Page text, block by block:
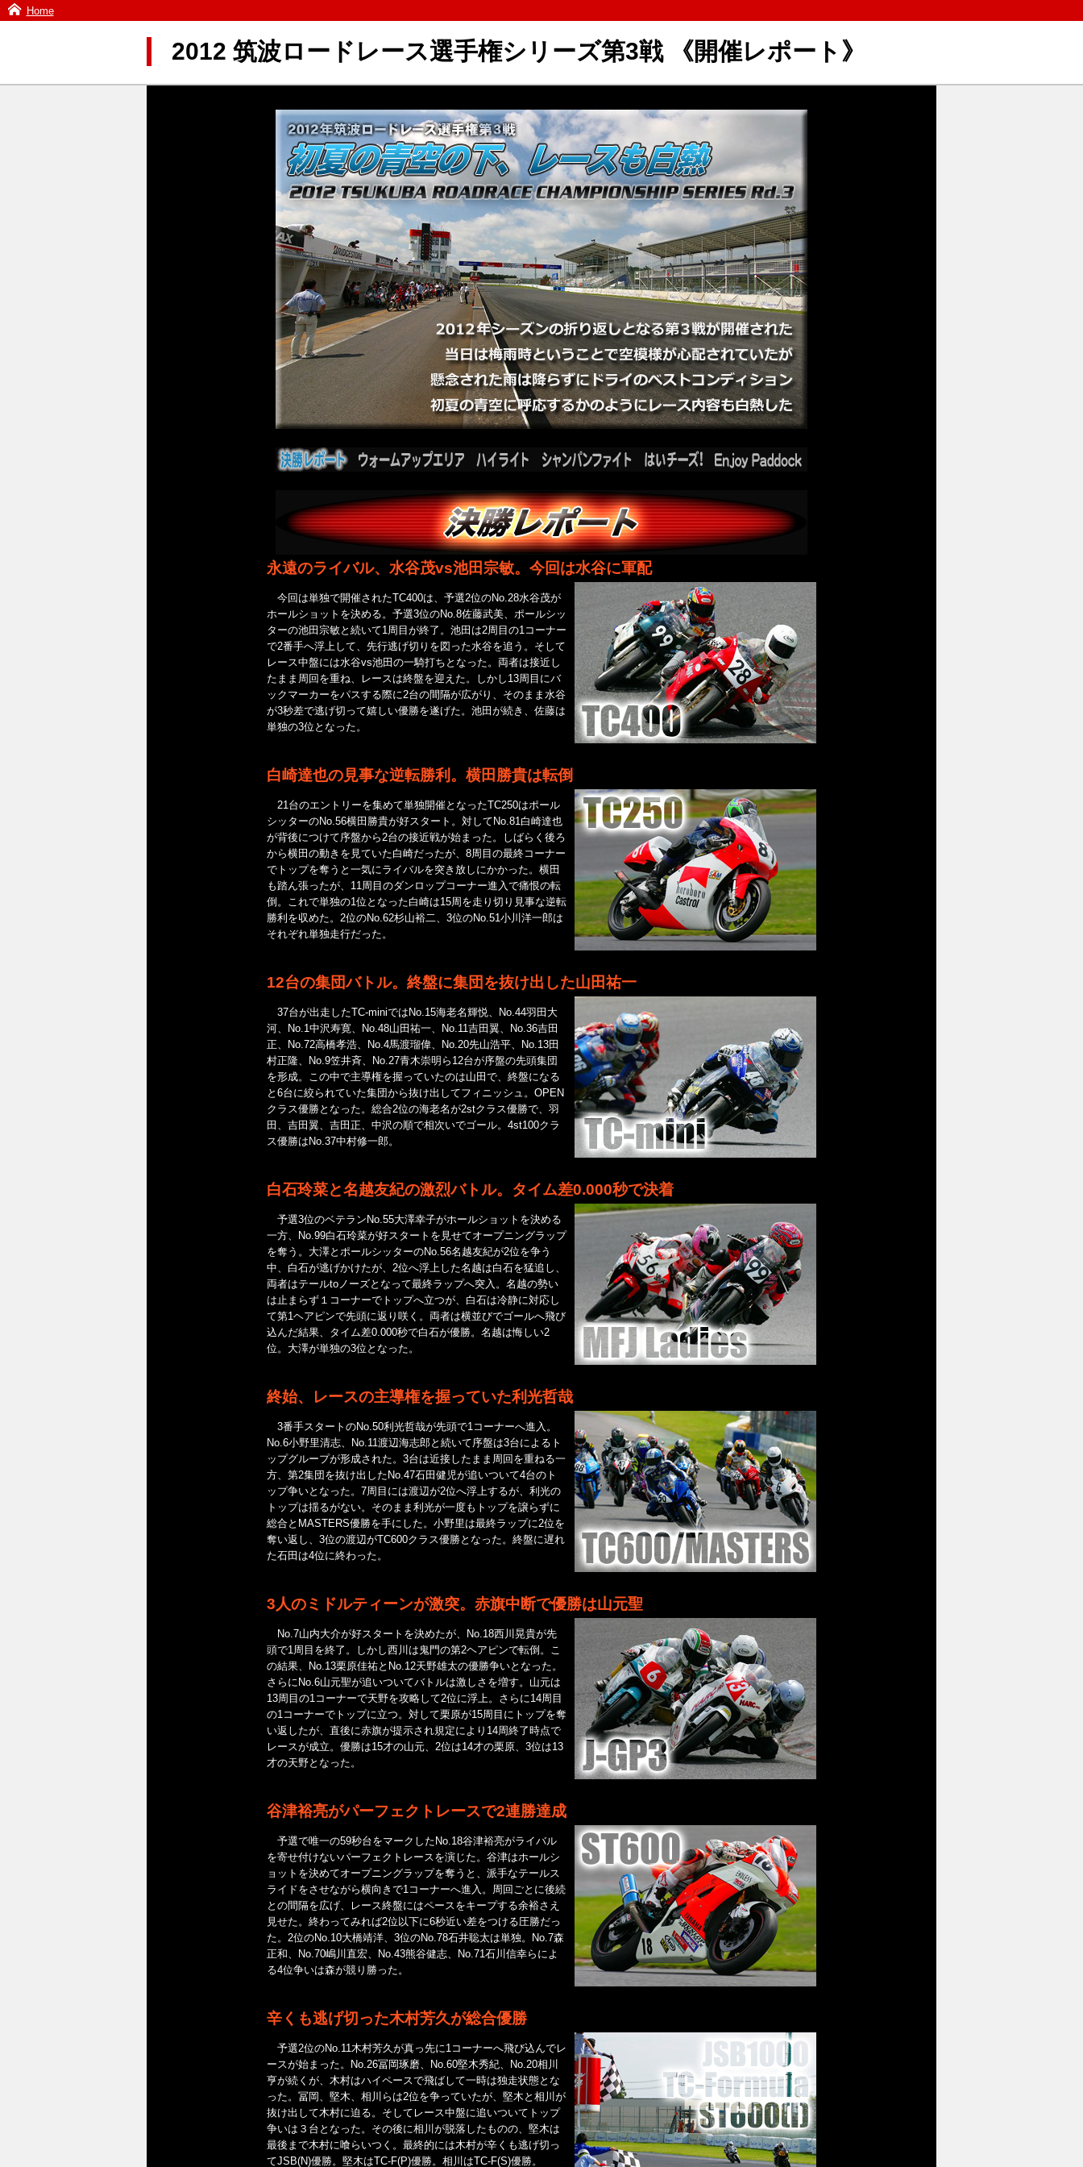
Home
2012 筑波ロードレース選手権シリーズ第3戦 《開催レポート》
永遠のライバル、水谷茂vs池田宗敏。今回は水谷に軍配
今回は単独で開催されたTC400は、予選2位のNo.28水谷茂が
ホールショットを決める。予選3位のNo.8佐藤武美、ポールシッ
ターの池田宗敏と続いて1周目が終了。池田は2周目の1コーナー
で2番手へ浮上して、先行逃げ切りを図った水谷を追う。そして
レース中盤には水谷vs池田の一騎打ちとなった。両者は接近し
たまま周回を重ね、レースは終盤を迎えた。しかし13周目にバ
ックマーカーをパスする際に2台の間隔が広がり、そのまま水谷
が3秒差で逃げ切って嬉しい優勝を遂げた。池田が続き、佐藤は
単独の3位となった。
白崎達也の見事な逆転勝利。横田勝貴は転倒
21台のエントリーを集めて単独開催となったTC250はポール
シッターのNo.56横田勝貴が好スタート。対してNo.81白崎達也
が背後につけて序盤から2台の接近戦が始まった。しばらく後ろ
から横田の動きを見ていた白崎だったが、8周目の最終コーナー
でトップを奪うと一気にライバルを突き放しにかかった。横田
も踏ん張ったが、11周目のダンロップコーナー進入で痛恨の転
倒。これで単独の1位となった白崎は15周を走り切り見事な逆転
勝利を収めた。2位のNo.62杉山裕二、3位のNo.51小川洋一郎は
それぞれ単独走行だった。
12台の集団バトル。終盤に集団を抜け出した山田祐一
37台が出走したTC-miniではNo.15海老名輝悦、No.44羽田大
河、No.1中沢寿寛、No.48山田祐一、No.11吉田翼、No.36吉田
正、No.72高橋孝浩、No.4馬渡瑠偉、No.20先山浩平、No.13田
村正隆、No.9笠井斉、No.27青木崇明ら12台が序盤の先頭集団
を形成。この中で主導権を握っていたのは山田で、終盤になる
と6台に絞られていた集団から抜け出してフィニッシュ。OPEN
クラス優勝となった。総合2位の海老名が2stクラス優勝で、羽
田、吉田翼、吉田正、中沢の順で相次いでゴール。4st100クラ
ス優勝はNo.37中村修一郎。
白石玲菜と名越友紀の激烈バトル。タイム差0.000秒で決着
予選3位のベテランNo.55大澤幸子がホールショットを決める
一方、No.99白石玲菜が好スタートを見せてオープニングラップ
を奪う。大澤とポールシッターのNo.56名越友紀が2位を争う
中、白石が逃げかけたが、2位へ浮上した名越は白石を猛追し、
両者はテールtoノーズとなって最終ラップへ突入。名越の勢い
は止まらず１コーナーでトップへ立つが、白石は冷静に対応し
て第1ヘアピンで先頭に返り咲く。両者は横並びでゴールへ飛び
込んだ結果、タイム差0.000秒で白石が優勝。名越は悔しい2
位。大澤が単独の3位となった。
終始、レースの主導権を握っていた利光哲哉
3番手スタートのNo.50利光哲哉が先頭で1コーナーへ進入。
No.6小野里清志、No.11渡辺海志郎と続いて序盤は3台によるト
ップグループが形成された。3台は近接したまま周回を重ねる一
方、第2集団を抜け出したNo.47石田健児が追いついて4台のト
ップ争いとなった。7周目には渡辺が2位へ浮上するが、利光の
トップは揺るがない。そのまま利光が一度もトップを譲らずに
総合とMASTERS優勝を手にした。小野里は最終ラップに2位を
奪い返し、3位の渡辺がTC600クラス優勝となった。終盤に遅れ
た石田は4位に終わった。
3人のミドルティーンが激突。赤旗中断で優勝は山元聖
No.7山内大介が好スタートを決めたが、No.18西川晃貴が先
頭で1周目を終了。しかし西川は鬼門の第2ヘアピンで転倒。こ
の結果、No.13栗原佳祐とNo.12天野雄太の優勝争いとなった。
さらにNo.6山元聖が追いついてバトルは激しさを増す。山元は
13周目の1コーナーで天野を攻略して2位に浮上。さらに14周目
の1コーナーでトップに立つ。対して栗原が15周目にトップを奪
い返したが、直後に赤旗が提示され規定により14周終了時点で
レースが成立。優勝は15才の山元、2位は14才の栗原、3位は13
才の天野となった。
谷津裕亮がパーフェクトレースで2連勝達成
予選で唯一の59秒台をマークしたNo.18谷津裕亮がライバル
を寄せ付けないパーフェクトレースを演じた。谷津はホールシ
ョットを決めてオープニングラップを奪うと、派手なテールス
ライドをさせながら横向きで1コーナーへ進入。周回ごとに後続
との間隔を広げ、レース終盤にはペースをキープする余裕さえ
見せた。終わってみれば2位以下に6秒近い差をつける圧勝だっ
た。2位のNo.10大橋靖洋、3位のNo.78石井聡太は単独。No.7森
正和、No.70嶋川直宏、No.43熊谷健志、No.71石川信幸らによ
る4位争いは森が競り勝った。
辛くも逃げ切った木村芳久が総合優勝
予選2位のNo.11木村芳久が真っ先に1コーナーへ飛び込んでレ
ースが始まった。No.26冨岡琢磨、No.60堅木秀紀、No.20相川
亨が続くが、木村はハイペースで飛ばして一時は独走状態とな
った。冨岡、堅木、相川らは2位を争っていたが、堅木と相川が
抜け出して木村に迫る。そしてレース中盤に追いついてトップ
争いは３台となった。その後に相川が脱落したものの、堅木は
最後まで木村に喰らいつく。最終的には木村が辛くも逃げ切っ
てJSB(N)優勝。堅木はTC-F(P)優勝。相川はTC-F(S)優勝。